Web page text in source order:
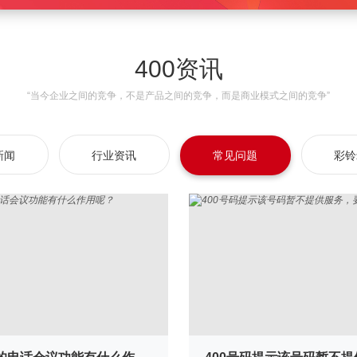
400资讯
“当今企业之间的竞争，不是产品之间的竞争，而是商业模式之间的竞争”
闻 行业资讯 常见问题 彩